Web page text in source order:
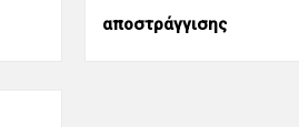
αποστράγγισης